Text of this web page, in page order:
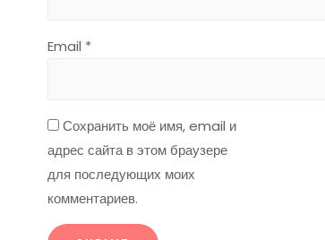
Email *
Сохранить моё имя, email и
адрес сайта в этом браузере
для последующих моих
комментариев.